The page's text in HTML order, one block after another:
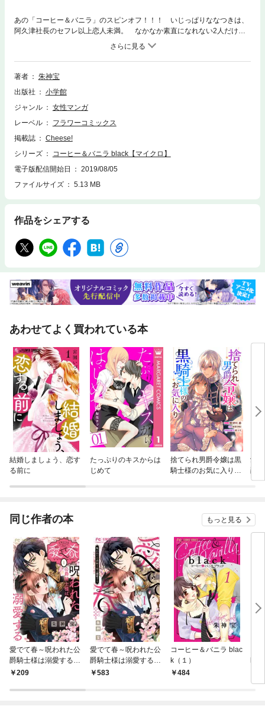
あの「コーヒー＆バニラ」のスピンオフ！！！ いじっぱりななつきは、
阿久津社長のセフレ以上恋人未満。 なかなか素直になれない2人だけ
ど、なつきに恋心を抱く後輩男子・宇野くんの登場により、2人の気持ち
著者
朱神宝
出版社
小学館
ジャンル
女性マンガ
レーベル
フラワーコミックス
掲載誌
Cheese!
シリーズ
コーヒー＆バニラ black【マイクロ】
電子版配信開始日
2019/08/05
ファイルサイズ
5.13 MB
作品をシェアする
あわせてよく買われている本
結婚しましょう、恋す
る前に
たっぷりのキスからは
じめて
捨てられ男爵令嬢は黒
騎士様のお気に入り
愛
爵
【
同じ作者の本 もっと見る
愛でて春～呪われた公
爵騎士様は溺愛する～
【マイクロ】（１）
209
愛でて春～呪われた公
爵騎士様は溺愛する～
（１）
583
コーヒー＆バニラ blac
k（１）
484